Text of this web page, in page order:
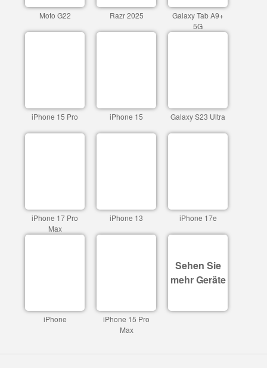
Moto G22 Razr 2025
Galaxy Tab A9+
5G
iPhone 15 Pro iPhone 15 Galaxy S23 Ultra
iPhone 17 Pro
Max
iPhone 13 iPhone 17e
iPhone
iPhone 15 Pro
Max
Sehen Sie
mehr Geräte